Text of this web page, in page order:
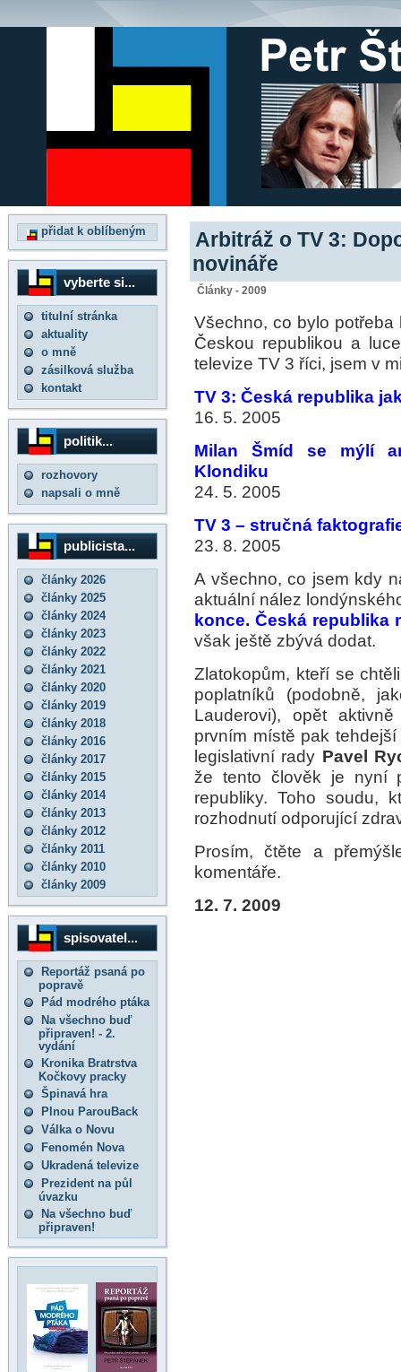
přidat k oblíbeným
vyberte si...
titulní stránka
aktuality
o mně
zásilková služba
kontakt
politik...
rozhovory
napsali o mně
publicista...
články 2026
články 2025
články 2024
články 2023
články 2022
články 2021
články 2020
články 2019
články 2018
články 2016
články 2017
články 2015
články 2014
články 2013
články 2012
články 2011
články 2010
články 2009
spisovatel...
Reportáž psaná po
popravě
Pád modrého ptáka
Na všechno buď
připraven! - 2.
vydání
Kronika Bratrstva
Kočkovy pracky
Špinavá hra
Plnou ParouBack
Válka o Novu
Fenomén Nova
Ukradená televize
Prezident na půl
úvazku
Na všechno buď
připraven!
Arbitráž o TV 3:
novináře
Články - 2009
Všechno, co bylo
Českou republikou a
televize TV 3 říci, jsem v
TV 3: Česká republika
16. 5. 2005
Milan Šmíd se mýlí
Klondiku
24. 5. 2005
TV 3 – stručná
23. 8. 2005
A všechno, co jsem kdy
aktuální nález
konce. Česká republika
však ještě zbývá dodat.
Zlatokopům, kteří se
poplatníků (podobně,
Lauderovi), opět
prvním místě pak
legislativní rady Pavel
že tento člověk je nyní
republiky. Toho soudu,
rozhodnutí odporující
Prosím, čtěte a
komentáře.
12. 7. 2009